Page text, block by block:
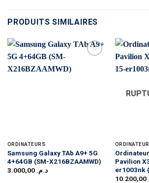
PRODUITS SIMILAIRES
ORDINATEURS
Samsung Galaxy TAb A9+ 5G
4+64GB (SM-X216BZAAMWD)
د.م. 3.000,00
Pavilion
er1003nk
10.200,00